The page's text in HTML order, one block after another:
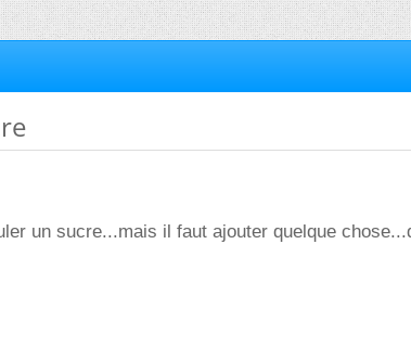
un sucre...mais il faut ajouter quelque